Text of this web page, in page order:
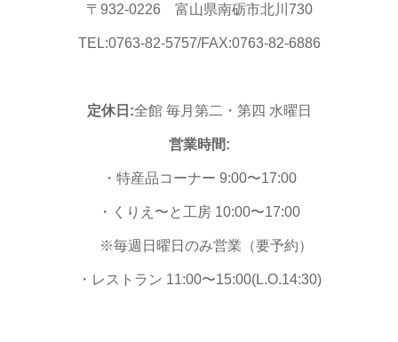
〒932-0226 富山県南砺市北川730
TEL:0763-82-5757/FAX:0763-82-6886
定休日:全館 毎月第二・第四 水曜日
営業時間:
・特産品コーナー 9:00〜17:00
・くりえ〜と工房 10:00〜17:00
※毎週日曜日のみ営業（要予約）
・レストラン 11:00〜15:00(L.O.14:30)